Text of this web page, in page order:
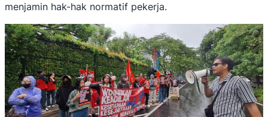
menjamin hak-hak normatif pekerja.